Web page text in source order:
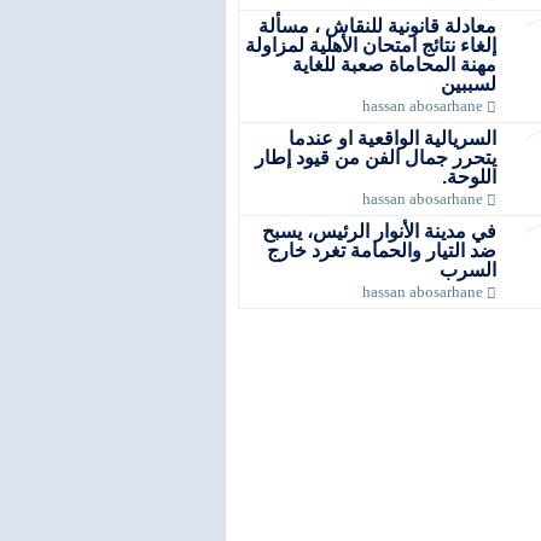
معادلة قانونية للنقاش ، مسألة
إلغاء نتائج امتحان الأهلية لمزاولة
مهنة المحاماة صعبة للغاية
لسببين
hassan abosarhane
السريالية الواقعية او عندما
يتحرر جمال الفن من قيود إطار
اللوحة.
hassan abosarhane
في مدينة الأنوار الرئيس، يسبح
ضد التيار والحمامة تغرد خارج
السرب
hassan abosarhane